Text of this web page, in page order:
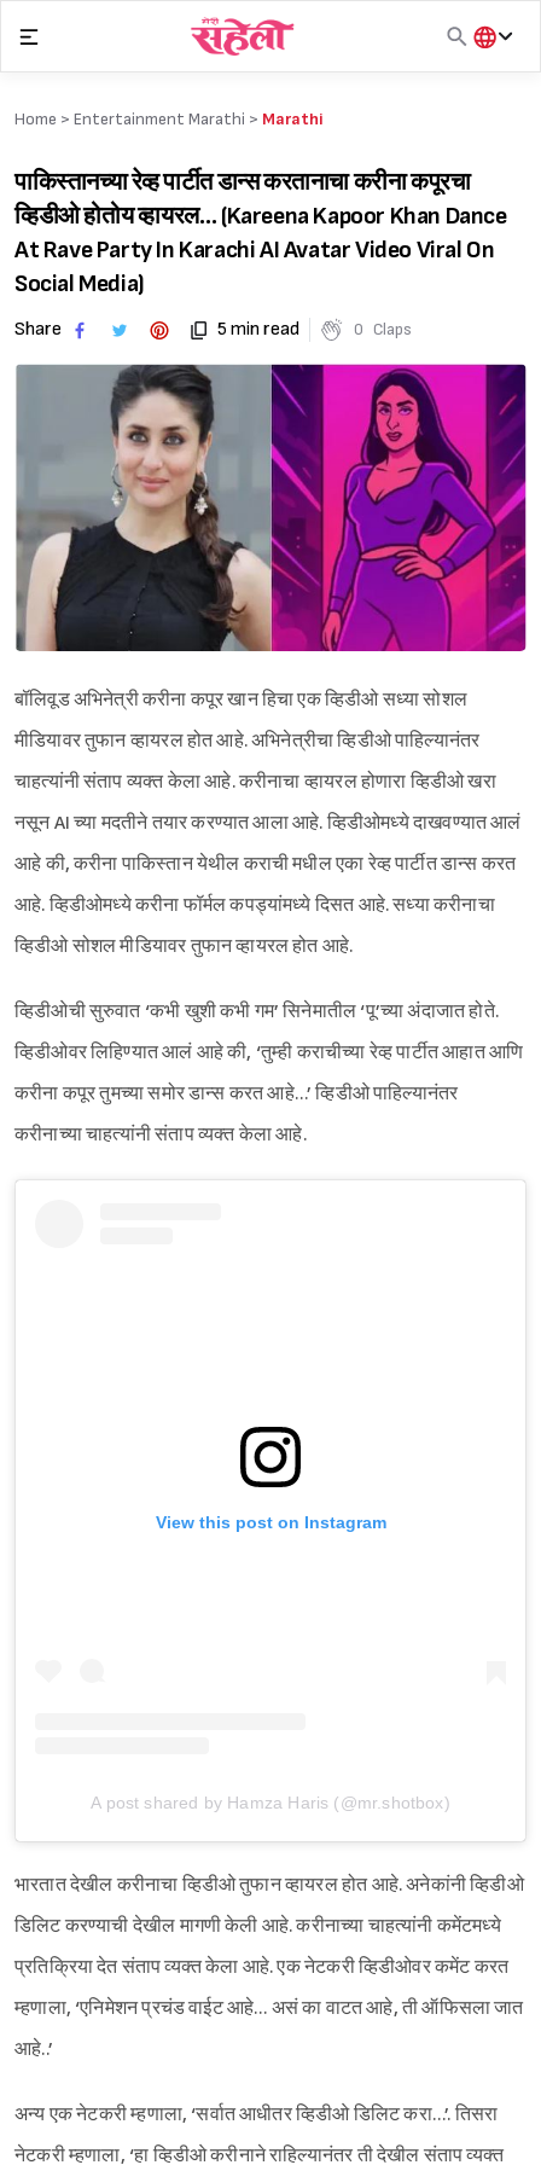
content
हिंदी
Home > Entertainment Marathi > Marathi
पाकिस्तानच्या रेव्ह पार्टीतडान्स करतानाचा करीना कपूरचा
व्हिडीओ होतोय व्हायरल… (Kareena Kapoor Khan Dance
At Rave Party In Karachi AI Avatar Video Viral On
Social Media)
Share 5 min read 0 Claps
बॉलिवूड अभिनेत्री करीना कपूर खान हिचा एक व्हिडीओ सध्या सोशल
मीडियावर तुफान व्हायरल होत आहे. अभिनेत्रीचा व्हिडीओ पाहिल्यानंतर
चाहत्यांनी संताप व्यक्त केला आहे. करीनाचा व्हायरल होणारा व्हिडीओ खरा
नसून AI च्या मदतीने तयार करण्यात आला आहे. व्हिडीओमध्ये दाखवण्यात आलं
आहे की, करीना पाकिस्तान येथील कराची मधील एका रेव्ह पार्टीत डान्स करत
आहे. व्हिडीओमध्ये करीना फॉर्मल कपड्यांमध्ये दिसत आहे. सध्या करीनाचा
व्हिडीओ सोशल मीडियावर तुफान व्हायरल होत आहे.
व्हिडीओची सुरुवात ‘कभी खुशी कभी गम’ सिनेमातील ‘पू’च्या अंदाजात होते.
व्हिडीओवर लिहिण्यात आलं आहे की, ‘तुम्ही कराचीच्या रेव्ह पार्टीत आहात आणि
करीना कपूर तुमच्या समोर डान्स करत आहे…’ व्हिडीओ पाहिल्यानंतर
करीनाच्या चाहत्यांनी संताप व्यक्त केला आहे.
View this post on Instagram
A post shared by Hamza Haris (@mr.shotbox)
भारतात देखील करीनाचा व्हिडीओ तुफान व्हायरल होत आहे. अनेकांनी व्हिडीओ
डिलिट करण्याची देखील मागणी केली आहे. करीनाच्या चाहत्यांनी कमेंटमध्ये
प्रतिक्रिया देत संताप व्यक्त केला आहे. एक नेटकरी व्हिडीओवर कमेंट करत
म्हणाला, ‘एनिमेशन प्रचंड वाईट आहे… असं का वाटत आहे, ती ऑफिसला जात
आहे..’
अन्य एक नेटकरी म्हणाला, ‘सर्वात आधीतर व्हिडीओ डिलिट करा…’. तिसरा
नेटकरी म्हणाला, ‘हा व्हिडीओ करीनाने राहिल्यानंतर ती देखील संताप व्यक्त